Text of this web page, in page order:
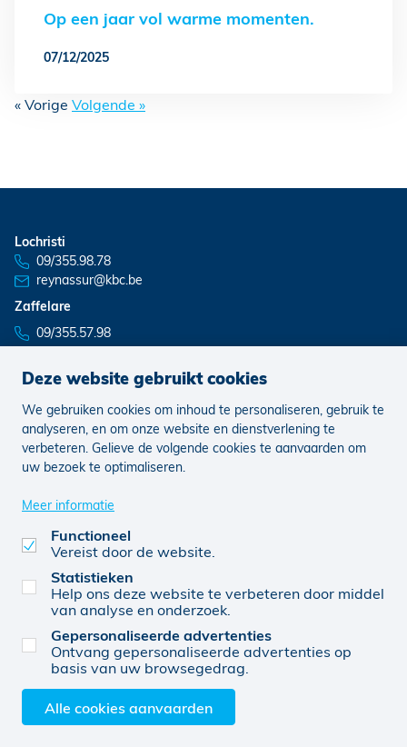
Op een jaar vol warme momenten.
07/12/2025
« Vorige Volgende »
Lochristi
09/355.98.78
reynassur@kbc.be
Zaffelare
09/355.57.98
Nieuws Vacatures
0452 829 256 © KBC 2026
Reynassur BV (0452 829 256), verbonden agent, van
KBC Verzekeringen nv, Professor Roger Van
0403.552.563, RPR Leuven
Deze website gebruikt cookies
We gebruiken cookies om inhoud te personaliseren, gebruik te
analyseren, en om onze website en dienstverlening te
verbeteren. Gelieve de volgende cookies te aanvaarden om
uw bezoek te optimaliseren.
Meer informatie
Functioneel
Vereist door de website.
Statistieken
Help ons deze website te verbeteren door middel
van analyse en onderzoek.
Gepersonaliseerde advertenties
Ontvang gepersonaliseerde advertenties op
basis van uw browsegedrag.
Alle cookies aanvaarden